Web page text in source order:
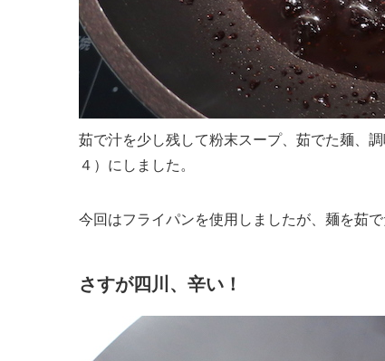
茹で汁を少し残して粉末スープ、茹でた麺、
４）にしました。
今回はフライパンを使用しましたが、麺を茹
さすが四川、辛い！